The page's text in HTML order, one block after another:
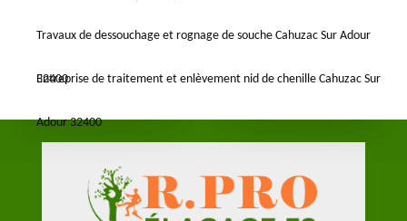
Travaux de dessouchage et rognage de souche Cahuzac Sur Adour
32400
Entreprise de traitement et enlèvement nid de chenille Cahuzac Sur
Adour 32400